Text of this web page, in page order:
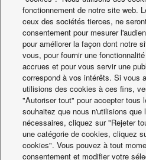
Efficacité saisonnière, produit
exigences d'écoconception
coefficient d'efficacité
Ratio d'efficacité
Heatcharge : coefficient
5,40 A+++ Ratio d'efficacité
fonctionnement de notre site web.
ceux des sociétés tierces, ne
consentement pour mesurer
pour améliorer la façon dont notre
vous, pour fournir une
accrues et pour vous servir une
correspond à vos intérêts. Si vous
utilisions des cookies à ces fins,
"Autoriser tout" pour accepter tous
souhaitez que nous n'utilisions
nécessaires, cliquez sur "Rejeter
une catégorie de cookies, cliquez
cookies". Vous pouvez à tout
consentement et modifier votre